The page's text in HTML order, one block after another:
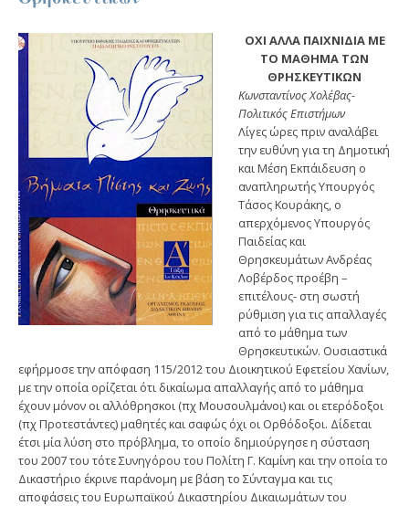
ΟΧΙ ΑΛΛΑ ΠΑΙΧΝΙΔΙΑ ΜΕ
ΤΟ ΜΑΘΗΜΑ ΤΩΝ
ΘΡΗΣΚΕΥΤΙΚΩΝ
Κωνσταντίνος Χολέβας-
Πολιτικός Επιστήμων
Λίγες ώρες πριν αναλάβει
την ευθύνη για τη Δημοτική
και Μέση Εκπάιδευση ο
αναπληρωτής Υπουργός
Τάσος Κουράκης, ο
απερχόμενος Υπουργός
Παιδείας και
Θρησκευμάτων Ανδρέας
Λοβέρδος προέβη –
επιτέλους- στη σωστή
ρύθμιση για τις απαλλαγές
από το μάθημα των
Θρησκευτικών. Ουσιαστικά
εφήρμοσε την απόφαση 115/2012 του Διοικητικού Εφετείου Χανίων,
με την οποία ορίζεται ότι δικαίωμα απαλλαγής από το μάθημα
έχουν μόνον οι αλλόθρησκοι (πχ Μουσουλμάνοι) και οι ετερόδοξοι
(πχ Προτεστάντες) μαθητές και σαφώς όχι οι Ορθόδοξοι. Δίδεται
έτσι μία λύση στο πρόβλημα, το οποίο δημιούργησε η σύσταση
του 2007 του τότε Συνηγόρου του Πολίτη Γ. Καμίνη και την οποία το
Δικαστήριο έκρινε παράνομη με βάση το Σύνταγμα και τις
αποφάσεις του Ευρωπαϊκού Δικαστηρίου Δικαιωμάτων του